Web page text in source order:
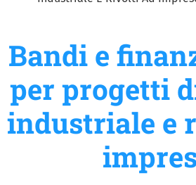
Bandi e
per progetti
industriale e